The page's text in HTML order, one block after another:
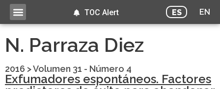
ES EN
TOC Alert
N. Parraza Diez
2016 >Volumen 31 - Número 4
Exfumadores espontáneos. Factores